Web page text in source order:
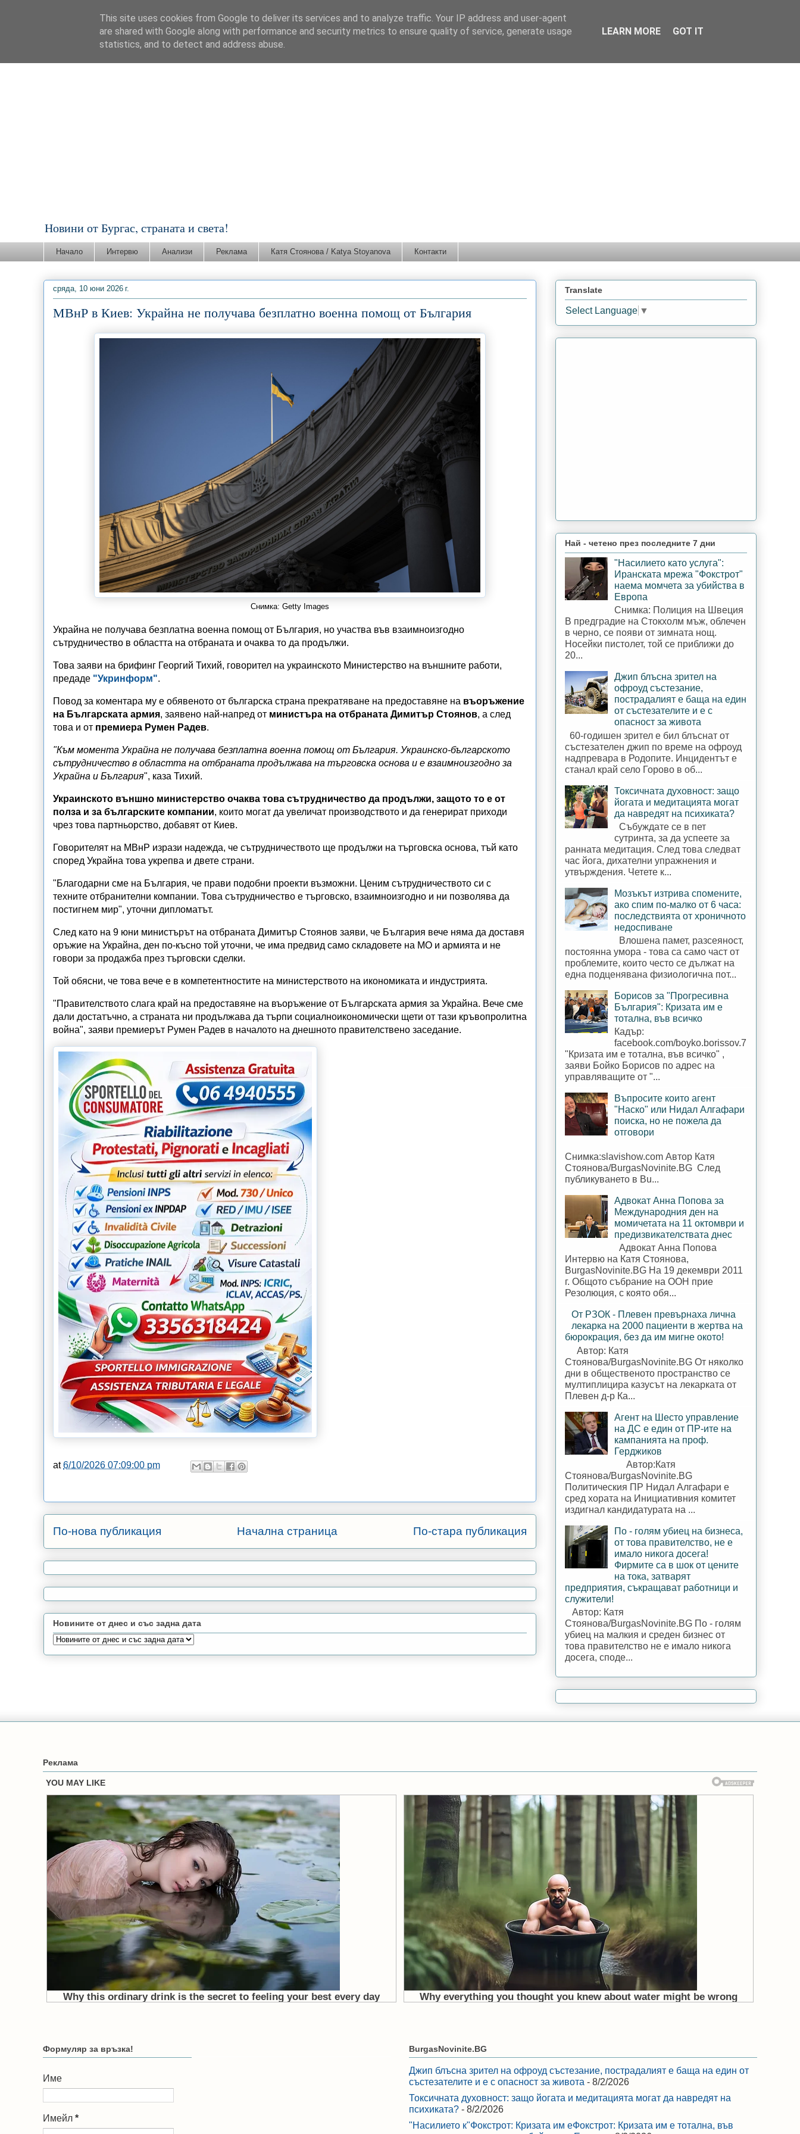
Новини от Бургас, страната и света!
Начало Интервю Анализи Реклама Катя Стоянова / Katya Stoyanova Контакти
сряда, 10 юни 2026 г.
МВнР в Киев: Украйна не получава безплатно военна помощ от България
Снимка: Getty Images
Украйна не получава безплатна военна помощ от България, но участва във взаимноизгодно
сътрудничество в областта на отбраната и очаква то да продължи.
Това заяви на брифинг Георгий Тихий, говорител на украинското Министерство на външните работи,
предаде "Укринформ".
Повод за коментара му е обявеното от българска страна прекратяване на предоставяне на въоръжение
на Българската армия, заявено най-напред от министъра на отбраната Димитър Стоянов, а след
това и от премиера Румен Радев.
"Към момента Украйна не получава безплатна военна помощ от България. Украинско-българското
сътрудничество в областта на отбраната продължава на търговска основа и е взаимноизгодно за
Украйна и България", каза Тихий.
Украинското външно министерство очаква това сътрудничество да продължи, защото то е от
полза и за българските компании, които могат да увеличат производството и да генерират приходи
чрез това партньорство, добавят от Киев.
Говорителят на МВнР изрази надежда, че сътрудничеството ще продължи на търговска основа, тъй като
според Украйна това укрепва и двете страни.
"Благодарни сме на България, че прави подобни проекти възможни. Ценим сътрудничеството си с
техните отбранителни компании. Това сътрудничество е търговско, взаимноизгодно и ни позволява да
постигнем мир", уточни дипломатът.
След като на 9 юни министърът на отбраната Димитър Стоянов заяви, че България вече няма да доставя
оръжие на Украйна, ден по-късно той уточни, че има предвид само складовете на МО и армията и не
говори за продажба през търговски сделки.
Той обясни, че това вече е в компетентностите на министерството на икономиката и индустрията.
"Правителството слага край на предоставяне на въоръжение от Българската армия за Украйна. Вече сме
дали достатъчно, а страната ни продължава да търпи социалноикономически щети от тази кръвопролитна
война", заяви премиерът Румен Радев в началото на днешното правителствено заседание.
at6/10/2026 07:09:00 pm
По-нова публикация По-стара публикация
Начална страница
Новините от днес и със задна дата
Translate
Select Language ▼
Най - четено през последните 7 дни
"Насилието като услуга":
Иранската мрежа "Фокстрот"
наема момчета за убийства в
Европа
Снимка: Полиция на Швеция
В предградие на Стокхолм мъж, облечен
в черно, се появи от зимната нощ.
Носейки пистолет, той се приближи до
20...
Джип блъсна зрител на
офроуд състезание,
пострадалият е баща на един
от състезателите и е с
опасност за живота
60-годишен зрител е бил блъснат от
състезателен джип по време на офроуд
надпревара в Родопите. Инцидентът е
станал край село Горово в об...
Токсичната духовност: защо
йогата и медитацията могат
да навредят на психиката?
Събуждате се в пет
сутринта, за да успеете за
ранната медитация. След това следват
час йога, дихателни упражнения и
утвърждения. Четете к...
Мозъкът изтрива спомените,
ако спим по-малко от 6 часа:
последствията от хроничното
недоспиване
Влошена памет, разсеяност,
постоянна умора - това са само част от
проблемите, които често се дължат на
една подценявана физиологична пот...
Борисов за "Прогресивна
България": Кризата им е
тотална, във всичко
Кадър:
facebook.com/boyko.borissov.7
"Кризата им е тотална, във всичко" ,
заяви Бойко Борисов по адрес на
управляващите от "...
Въпросите които агент
"Наско" или Нидал Алгафари
поиска, но не пожела да
отговори
Снимка:slavishow.com Автор Катя
Стоянова/BurgasNovinite.BG След
публикуването в Bu...
Адвокат Анна Попова за
Международния ден на
момичетата на 11 октомври и
предизвикателствата днес
Адвокат Анна Попова
Интервю на Катя Стоянова,
BurgasNovinite.BG На 19 декември 2011
г. Общото събрание на ООН прие
Резолюция, с която обя...
От РЗОК - Плевен превърнаха лична
лекарка на 2000 пациенти в жертва на
бюрокрация, без да им мигне окото!
Автор: Катя
Стоянова/BurgasNovinite.BG От няколко
дни в общественото пространство се
мултиплицира казусът на лекарката от
Плевен д-р Ка...
Агент на Шесто управление
на ДС е един от ПР-ите на
кампанията на проф.
Герджиков
Автор:Катя
Стоянова/BurgasNovinite.BG
Политическия ПР Нидал Алгафари е
сред хората на Инициативния комитет
издигнал кандидатурата на ...
По - голям убиец на бизнеса,
от това правителство, не е
имало никога досега!
Фирмите са в шок от цените
на тока, затварят
предприятия, съкращават работници и
служители!
Автор: Катя
Стоянова/BurgasNovinite.BG По - голям
убиец на малкия и среден бизнес от
това правителство не е имало никога
досега, споде...
Реклама
Формуляр за връзка!
Име
Имейл *
BurgasNovinite.BG
Джип блъсна зрител на офроуд състезание, пострадалият е баща на един от
състезателите и е с опасност за живота - 8/2/2026
Токсичната духовност: защо йогата и медитацията могат да навредят на
психиката? - 8/2/2026
"Насилието к"Фокстрот: Кризата им еФокстрот: Кризата им е тотална, във
This site uses cookies from Google to deliver its services and to analyze traffic. Your IP address and user-agent
are shared with Google along with performance and security metrics to ensure quality of service, generate usage
statistics, and to detect and address abuse.
LEARN MORE GOT IT